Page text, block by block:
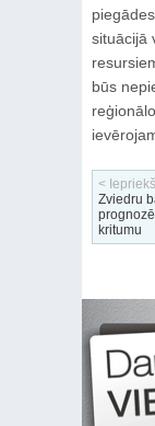
situācijā
būs
<
Zviedru
kritumu